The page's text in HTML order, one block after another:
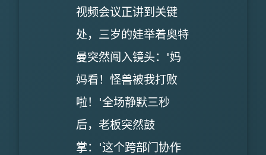
视频会议正讲到关键
处，三岁的娃举着奥特
曼突然闯入镜头：'妈
妈看！怪兽被我打败
啦！'全场静默三秒
后，老板突然鼓
掌：'这个跨部门协作